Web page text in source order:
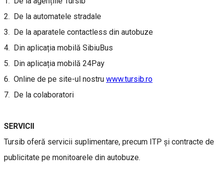
2. De la automatele stradale
3. De la aparatele contactless din autobuze
4. Din aplicația mobilă SibiuBus
5. Din aplicația mobilă 24Pay
6. Online de pe site-ul nostru www.tursib.ro
7. De la colaboratori
SERVICII
Tursib oferă servicii suplimentare, precum ITP și contracte de
publicitate pe monitoarele din autobuze.